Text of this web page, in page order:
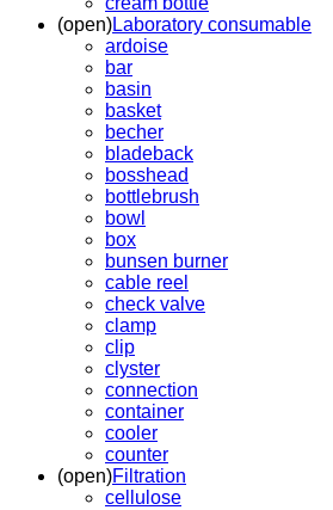
(open)Laboratory consumable
ardoise
bar
basin
basket
becher
bladeback
bosshead
bottlebrush
bowl
box
bunsen burner
cable reel
check valve
clamp
clip
clyster
connection
container
cooler
counter
(open)Filtration
cellulose